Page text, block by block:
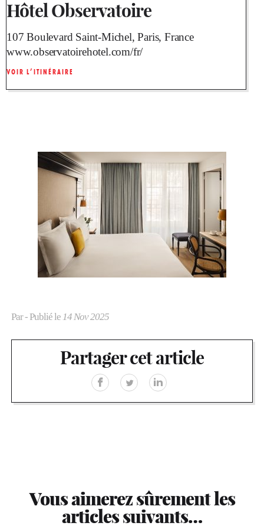
Hôtel Observatoire
107 Boulevard Saint-Michel, Paris, France
www.observatoirehotel.com/fr/
VOIR L’ITINÉRAIRE
Par- Publié le 14 Nov 2025
Partager cet article
Vous aimerez sûrement les
articles suivants…